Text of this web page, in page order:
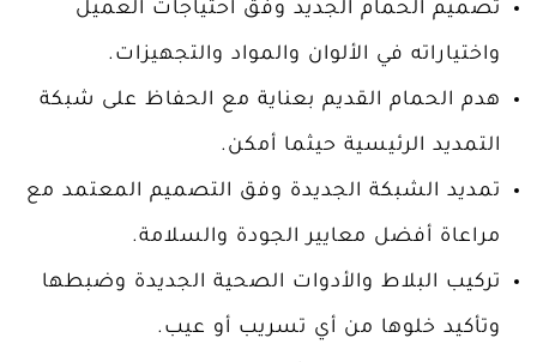
تصميم الحمام الجديد وفق احتياجات العميل
واختياراته في الألوان والمواد والتجهيزات.
هدم الحمام القديم بعناية مع الحفاظ على شبكة
التمديد الرئيسية حيثما أمكن.
تمديد الشبكة الجديدة وفق التصميم المعتمد مع
مراعاة أفضل معايير الجودة والسلامة.
تركيب البلاط والأدوات الصحية الجديدة وضبطها
وتأكيد خلوها من أي تسريب أو عيب.